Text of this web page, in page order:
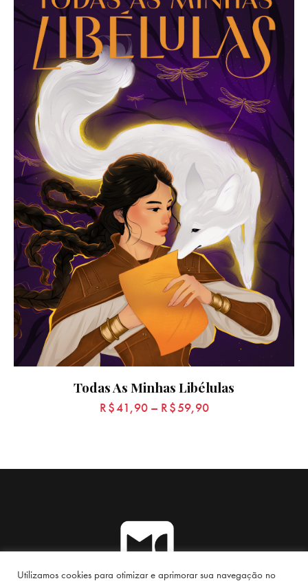
Todas As Minhas Libélulas
R$41,90– R$59,90
Utilizamos cookies para otimizar e aprimorar sua navegação no